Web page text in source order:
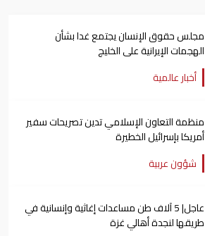
مجلس حقوق الإنسان يجتمع غدا بشأن
الهجمات الإيرانية على الخليج
أخبار عالمية
منظمة التعاون الإسلامي تدين تصريحات سفير
أمريكا بإسرائيل الخطيرة
شؤون عربية
عاجل| 5 آلاف طن مساعدات إغاثية وإنسانية في
طريقها لنجدة أهالي غزة